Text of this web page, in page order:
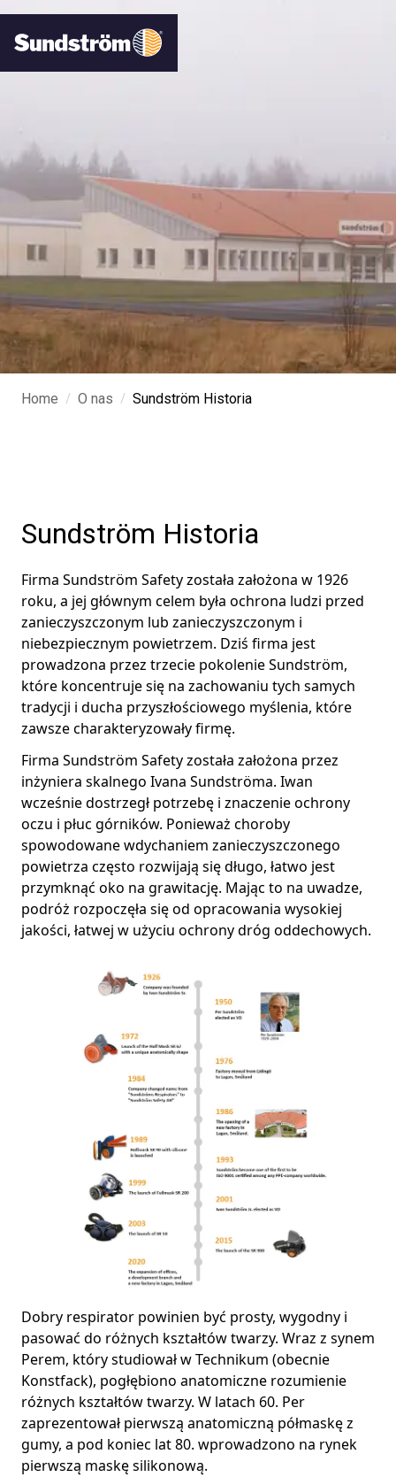
Home / O nas / Sundström Historia
Sundström Historia
Firma Sundström Safety została założona w 1926
roku, a jej głównym celem była ochrona ludzi przed
zanieczyszczonym lub zanieczyszczonym i
niebezpiecznym powietrzem. Dziś firma jest
prowadzona przez trzecie pokolenie Sundström,
które koncentruje się na zachowaniu tych samych
tradycji i ducha przyszłościowego myślenia, które
zawsze charakteryzowały firmę.
Firma Sundström Safety została założona przez
inżyniera skalnego Ivana Sundströma. Iwan
wcześnie dostrzegł potrzebę i znaczenie ochrony
oczu i płuc górników. Ponieważ choroby
spowodowane wdychaniem zanieczyszczonego
powietrza często rozwijają się długo, łatwo jest
przymknąć oko na grawitację. Mając to na uwadze,
podróż rozpoczęła się od opracowania wysokiej
jakości, łatwej w użyciu ochrony dróg oddechowych.
Dobry respirator powinien być prosty, wygodny i
pasować do różnych kształtów twarzy. Wraz z synem
Perem, który studiował w Technikum (obecnie
Konstfack), pogłębiono anatomiczne rozumienie
różnych kształtów twarzy. W latach 60. Per
zaprezentował pierwszą anatomiczną półmaskę z
gumy, a pod koniec lat 80. wprowadzono na rynek
pierwszą maskę silikonową.